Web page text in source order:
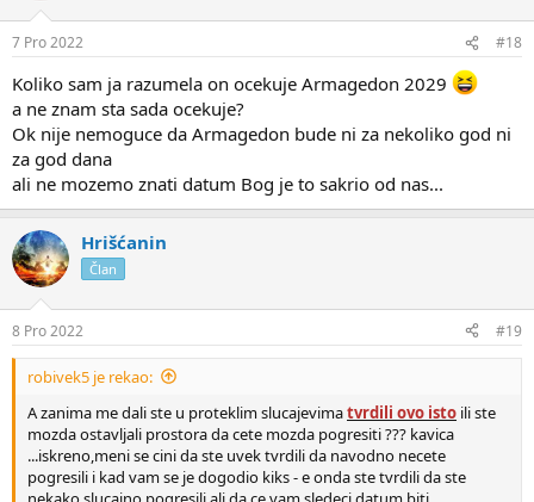
7 Pro 2022 #18
Koliko sam ja razumela on ocekuje Armagedon 2029
a ne znam sta sada ocekuje?
Ok nije nemoguce da Armagedon bude ni za nekoliko god ni
za god dana
ali ne mozemo znati datum Bog je to sakrio od nas...
Hrišćanin
Član
8 Pro 2022 #19
robivek5 je rekao:
A zanima me dali ste u proteklim slucajevimatvrdili ovo isto ili ste
mozda ostavljali prostora da cete mozda pogresiti ??? kavica
...iskreno,meni se cini da ste uvek tvrdili da navodno necete
pogresili i kad vam se je dogodio kiks - e onda ste tvrdili da ste